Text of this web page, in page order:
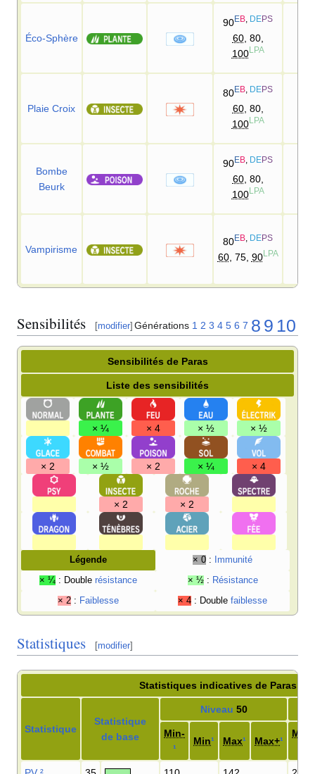
Éco-Sphère
90EB DEPS
60, 80,
100 LPA
Plaie Croix
80EB DEPS
60, 80,
100 LPA
Bombe
Beurk
90EB DEPS
60, 80,
100 LPA
Vampirisme
80EB DEPS
60, 75, 90 LPA
Sensibilités [modifier] Générations 1 2 3 4 5 6 7 8 9 10
Sensibilités de Paras
Liste des sensibilités
× ¼ × 4 × ½ × ½
× 2 × ½ × 2 × ¼ × 4
× 2 × 2
Légende × 0 : Immunité
× ¼ : Double résistance × ½ : Résistance
× 2 : Faiblesse × 4 : Double faiblesse
Statistiques [modifier]
Statistiques indicatives de Paras
Statistique
Statistique
de base
Niveau 50
Min-
¹
Min¹ Max¹ Max+¹
Min-